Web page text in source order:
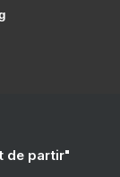
de partir"